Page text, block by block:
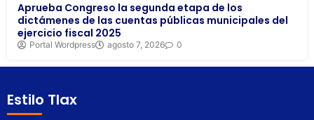
Aprueba Congreso la segunda etapa de los
dictámenes de las cuentas públicas municipales del
ejercicio fiscal 2025
Portal Wordpress agosto 7, 2026 0
Estilo Tlax